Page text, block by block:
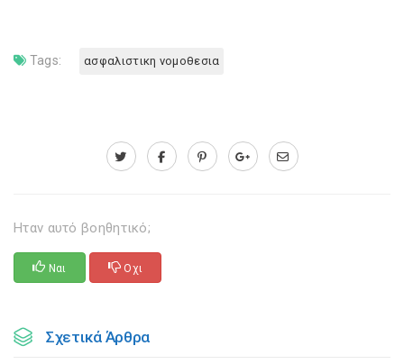
Tags: ασφαλιστικη νομοθεσια
Ηταν αυτό βοηθητικό;
Ναι Οχι
Σχετικά Άρθρα